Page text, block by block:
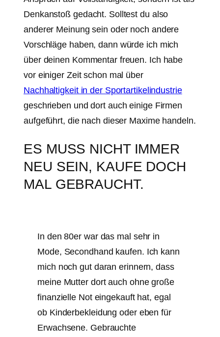
Denkanstoß gedacht. Solltest du also
anderer Meinung sein oder noch andere
Vorschläge haben, dann würde ich mich
über deinen Kommentar freuen. Ich habe
vor einiger Zeit schon mal über
Nachhaltigkeit in der Sportartikelindustrie
geschrieben und dort auch einige Firmen
aufgeführt, die nach dieser Maxime handeln.
ES MUSS NICHT IMMER
NEU SEIN, KAUFE DOCH
MAL GEBRAUCHT.
In den 80er war das mal sehr in
Mode, Secondhand kaufen. Ich kann
mich noch gut daran erinnern, dass
meine Mutter dort auch ohne große
finanzielle Not eingekauft hat, egal
ob Kinderbekleidung oder eben für
Erwachsene. Gebrauchte